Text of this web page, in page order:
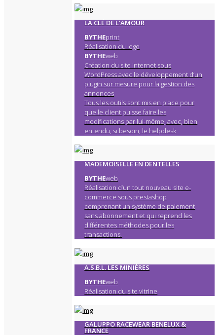
LA CLÉ DE L'AMOUR
BYTHEprint
Réalisation du logo
BYTHEweb
Création du site internet sous
WordPress avec le développement d’un
plugin sur mesure pour la gestion des
annonces
Tous les outils sont mis en place pour
que le client puisse faire les
modifications par lui-même, avec, bien
entendu, si besoin, le helpdesk
MADEMOISELLE EN DENTELLES
BYTHEweb
Réalisation d’un tout nouveau site e-
commerce sous prestashop
comprenant un système de paiement
sans abonnement et qui reprend les
différentes méthodes pour les
transactions.
A.S.B.L. LES MINIÈRES
BYTHEweb
Réalisation du site vitrine
GALUPPO RACEWEAR BENELUX &
FRANCE